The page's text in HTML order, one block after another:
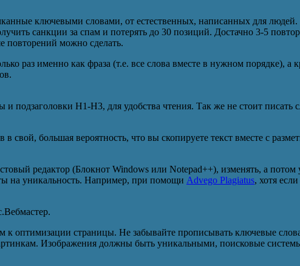
ключевыми словами, от естественных, написанных для
санкции за спам и потерять до 30 позиций. Достачно 3-5
повторений можно сделать.
раз именно как фраза (т.е. все слова вместе в нужном порядке), а
и подзаголовки H1-H3, для удобства чтения. Так же не стоит
свой, большая вероятность, что вы скопируете текст вместе с
редактор (Блокнот Windows или Notepad++), изменять, а потом
на уникальность. Например, при помощи Advego Plagiatus, хотя
оптимизации страницы. Не забывайте прописывать ключевые
Изображения должны быть уникальными, поисковые системы